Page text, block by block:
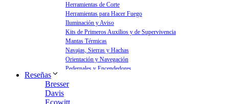
Herramientas de Corte
Herramientas para Hacer Fuego
Iluminación y Aviso
Kits de Primeros Auxilios y de Supervivencia
Mantas Térmicas
Navajas, Sierras y Hachas
Orientación y Navegación
Pedernales y Encendedores
Aves y Jardín
Bebederos para Aves
Reseñas
Bresser
Davis
Ecowitt